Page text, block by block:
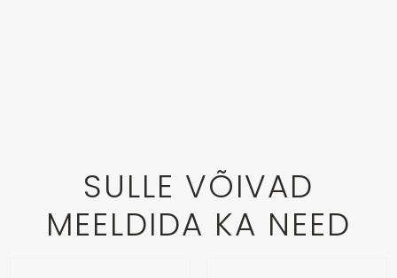
SULLE VÕIVAD
MEELDIDA KA NEED